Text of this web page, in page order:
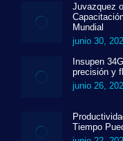
Juvazquez
Mundial
junio 30,
Insupen
precisión y
junio 26,
Tiempo